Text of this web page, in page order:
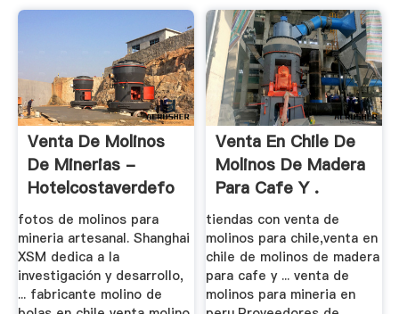
Venta De Molinos
De Minerias -
Hotelcostaverdefo
fotos de molinos para
mineria artesanal. Shanghai
XSM dedica a la
investigación y desarrollo,
... fabricante molino de
Venta En Chile De
Molinos De Madera
Para Cafe Y .
tiendas con venta de
molinos para chile,venta en
chile de molinos de madera
para cafe y ... venta de
molinos para mineria en